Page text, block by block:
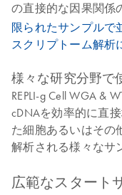
の直接的な因果関係
限られたサンプルで
スクリプトーム解析
様々な研究分野で
REPLI-g Cell WGA &
cDNAを効率的に直
た細胞あるいはその
解析される様々なサ
広範なスタート